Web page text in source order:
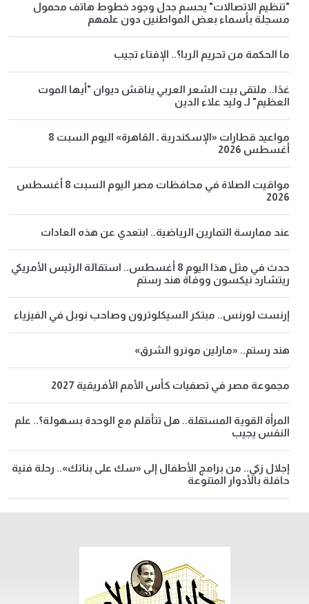
"تنظيم الاتصالات" يحسم جدل وجود خطوط هاتف محمول
مسجلة بأسماء بعض المواطنين دون علمهم
ما الحكمة من تحريم الربا؟.. الإفتاء تجيب
غدًا.. ملتقى بيت الشعر العربي يناقش ديوان "أيها الموت
العظيم" لـ وليد علاء الدين
مواعيد قطارات «الإسكندرية ـ القاهرة» اليوم السبت 8
أغسطس 2026
مواقيت الصلاة في محافظات مصر اليوم السبت 8 أغسطس
2026
عند ممارسة التمارين الرياضية.. ابتعدي عن هذه العادات
حدث في مثل هذا اليوم 8 أغسطس.. استقالة الرئيس الأمريكي
ريتشارد نيكسون ووفاة هند رستم
إرنست لورنس.. مبتكر السيكلوترون وصاحب نوبل في الفيزياء
هند رستم.. «مارلين مونرو الشرق»
مجموعة مصر في تصفيات كأس الأمم الأفريقية 2027
المرأة القوية المستقلة.. هل تتأقلم مع الوحدة بسهولة؟.. علم
النفس يجيب
إجلال زكي.. من برامج الأطفال إلى «سك على بناتك».. رحلة فنية
حافلة بالأدوار المتنوعة